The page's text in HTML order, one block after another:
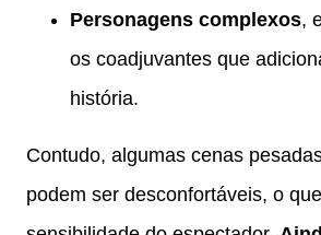
Personagens complexos,
os coadjuvantes que
história.
Contudo, algumas cenas
podem ser desconfortáveis, o